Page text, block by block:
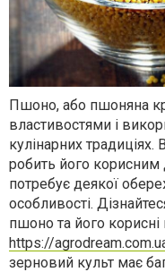
Пшоно, або пшоняна
властивостями і
кулінарних
робить його
потребує деякої
особливості.
пшоно та його корисні
https://
зерновий культ має